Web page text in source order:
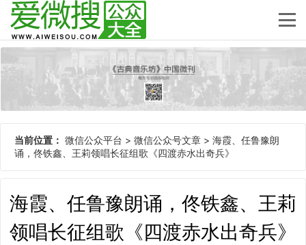
当前位置： 微信公众平台 > 微信公众号文章 > 海霞、任鲁豫朗
诵，佟铁鑫、王莉领唱长征组歌《四渡赤水出奇兵》
海霞、任鲁豫朗诵，佟铁鑫、王莉
领唱长征组歌《四渡赤水出奇兵》